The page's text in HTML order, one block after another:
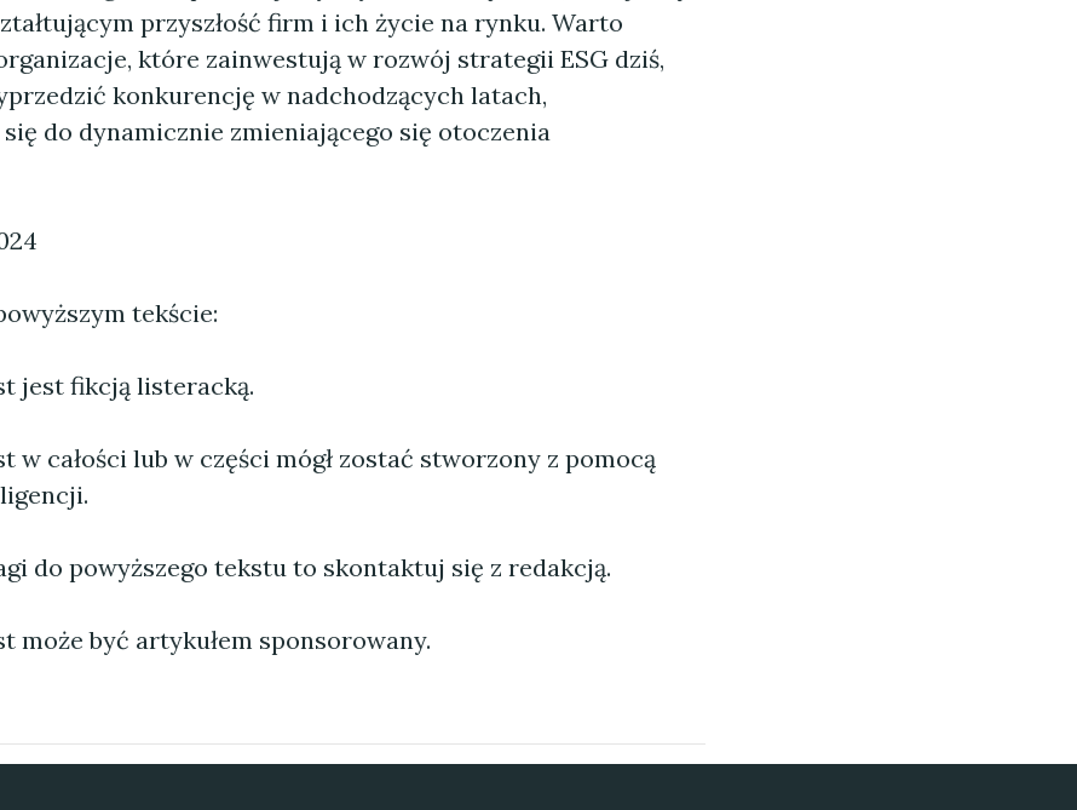
przyszłość firm i ich życie na rynku. Warto
które zainwestują w rozwój strategii ESG dziś,
konkurencję w nadchodzących latach,
do dynamicznie zmieniającego się otoczenia
tekście:
jest fikcją listeracką.
w całości lub w części mógł zostać stworzony z pomocą
do powyższego tekstu to skontaktuj się z redakcją.
może być artykułem sponsorowany.